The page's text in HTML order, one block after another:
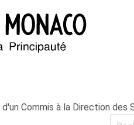
Commis à la Direction des